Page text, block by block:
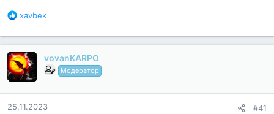
Б
а
г
о
д
а
р
н
xavbek
vovanKARPO
Модератор
25.11.2023 #41